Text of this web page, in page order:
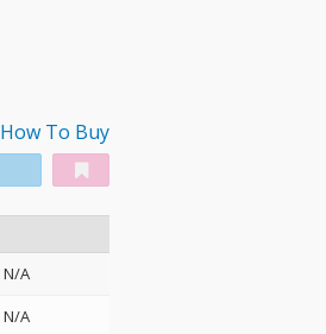
How To Buy
N/A
N/A